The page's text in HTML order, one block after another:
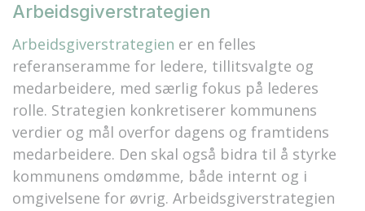
Arbeidsgiverstrategien
Arbeidsgiverstrategien er en felles
referanseramme for ledere, tillitsvalgte og
medarbeidere, med særlig fokus på lederes
rolle. Strategien konkretiserer kommunens
verdier og mål overfor dagens og framtidens
medarbeidere. Den skal også bidra til å styrke
kommunens omdømme, både internt og i
omgivelsene for øvrig. Arbeidsgiverstrategien